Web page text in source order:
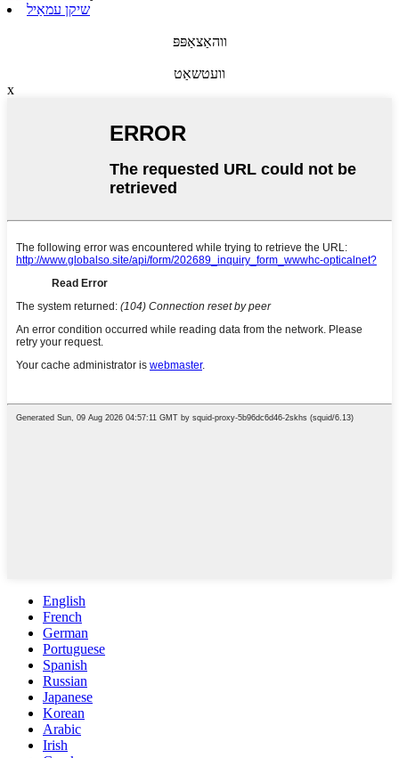
שיקן עמאַיל
ווהאַצאַפּפּ
וועטשאַט
x
English
French
German
Portuguese
Spanish
Russian
Japanese
Korean
Arabic
Irish